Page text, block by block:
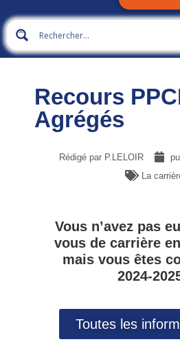
Recours
Agrégés
Rédigé par P.LELOIR
La
Vous n’avez pas
vous de carrière
mais vous êtes
2024-
Toutes les